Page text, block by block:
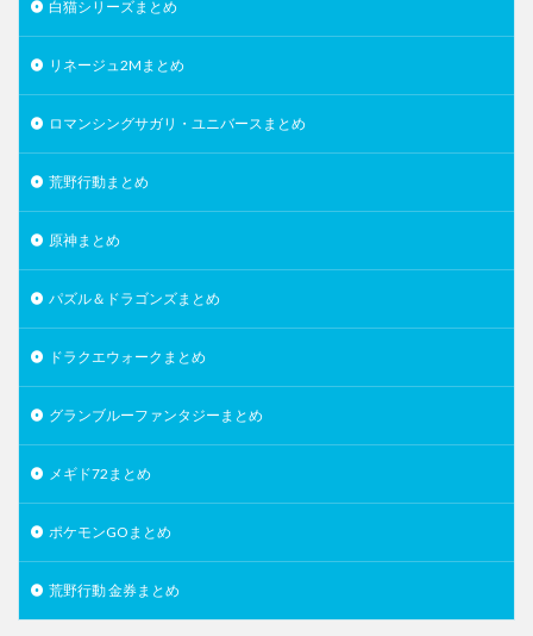
白猫シリーズまとめ
リネージュ2Mまとめ
ロマンシングサガリ・ユニバースまとめ
荒野行動まとめ
原神まとめ
パズル＆ドラゴンズまとめ
ドラクエウォークまとめ
グランブルーファンタジーまとめ
メギド72まとめ
ポケモンGOまとめ
荒野行動 金券まとめ